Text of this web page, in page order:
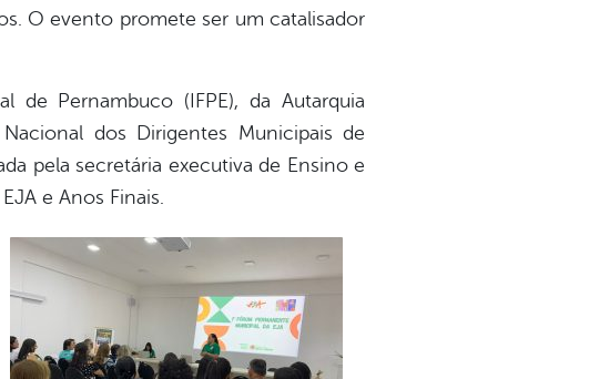
O evento promete ser um catalisador
de Pernambuco (IFPE), da Autarquia
dos Dirigentes Municipais de
pela secretária executiva de Ensino e
e Anos Finais.